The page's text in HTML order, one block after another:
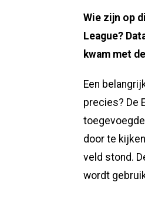
Wie zijn op
League?
kwam met
Een
precies? De
door te
veld stond.
wordt